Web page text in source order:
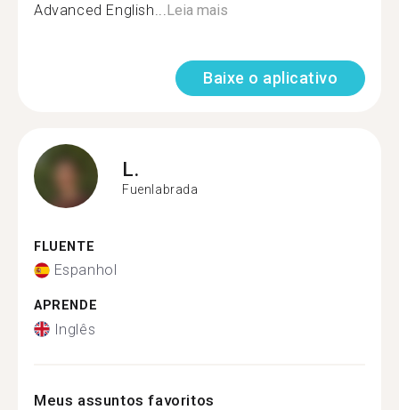
Advanced English... Leia mais
Baixe o aplicativo
L.
Fuenlabrada
FLUENTE
Espanhol
APRENDE
Inglês
Meus assuntos favoritos